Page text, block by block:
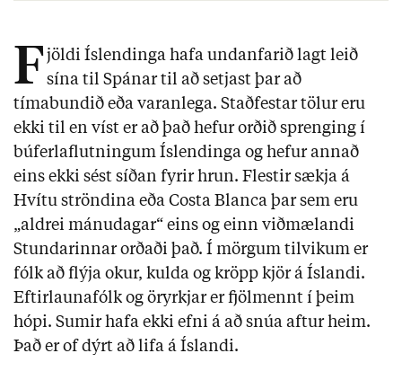
Fjöldi Íslendinga hafa undanfarið lagt leið
sína til Spánar til að setjast þar að
tímabundið eða varanlega. Staðfestar tölur eru
ekki til en víst er að það hefur orðið sprenging í
búferlaflutningum Íslendinga og hefur annað
eins ekki sést síðan fyrir hrun. Flestir sækja á
Hvítu ströndina eða Costa Blanca þar sem eru
„aldrei mánudagar“ eins og einn viðmælandi
Stundarinnar orðaði það. Í mörgum tilvikum er
fólk að flýja okur, kulda og kröpp kjör á Íslandi.
Eftirlaunafólk og öryrkjar er fjölmennt í þeim
hópi. Sumir hafa ekki efni á að snúa aftur heim.
Það er of dýrt að lifa á Íslandi.